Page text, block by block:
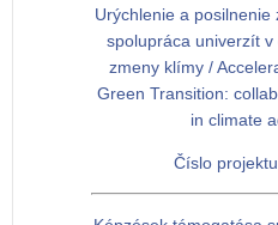
Urýchlenie a
spolupráca univerzít
zmeny klímy /
Green Transition:
in climate
Číslo